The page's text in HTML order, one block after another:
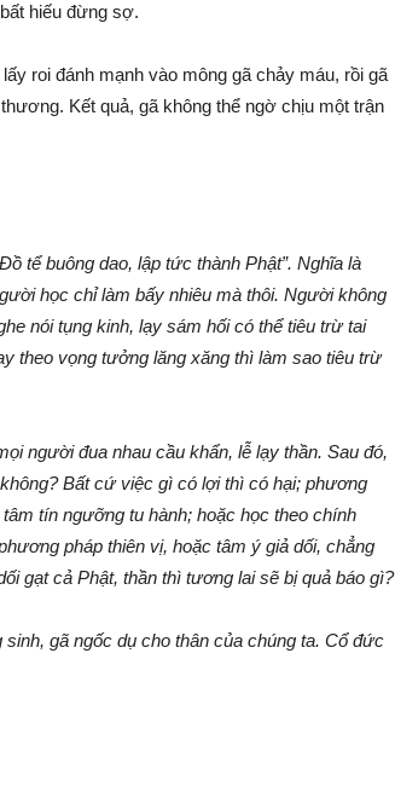
hiếu đừng sợ.
roi đánh mạnh vào mông gã chảy máu, rồi gã
Kết quả, gã không thể ngờ chịu một trận
tể buông dao, lập tức thành Phật”. Nghĩa là
học chỉ làm bấy nhiêu mà thôi. Người không
nói tụng kinh, lạy sám hối có thể tiêu trừ tai
theo vọng tưởng lăng xăng thì làm sao tiêu trừ
người đua nhau cầu khẩn, lễ lạy thần. Sau đó,
Bất cứ việc gì có lợi thì có hại; phương
tín ngưỡng tu hành; hoặc học theo chính
pháp thiên vị, hoặc tâm ý giả dối, chẳng
gạt cả Phật, thần thì tương lai sẽ bị quả báo gì?
gã ngốc dụ cho thân của chúng ta. Cổ đức